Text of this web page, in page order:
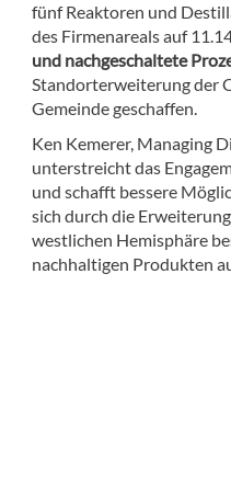
fünf Reaktoren und
des Firmenareals auf
und nachgeschaltete
Standorterweiterung der
Gemeinde geschaffen.
Ken Kemerer, Managing
unterstreicht das
und schafft bessere
sich durch die
westlichen Hemisphäre
nachhaltigen Produkten